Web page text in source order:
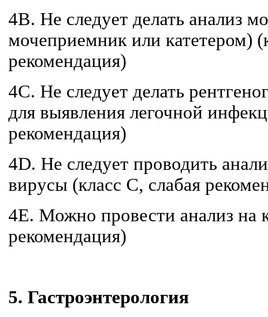
4В. Не следует делать анализ
мочеприемник или катетером)
рекомендация)
4C. Не следует делать
для выявления легочной
рекомендация)
4D. Не следует проводить
вирусы (класс C, слабая
4E. Можно провести анализ на
рекомендация)
5. Гастроэнтерология